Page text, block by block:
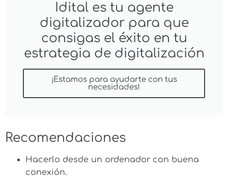
Idital es tu agente
digitalizador para que
consigas el éxito en tu
estrategia de digitalización
¡Estamos para ayudarte con tus
necesidades!
Recomendaciones
Hacerlo desde un ordenador con buena
conexión.